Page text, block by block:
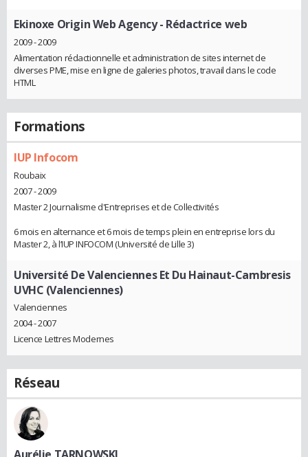
Ekinoxe Origin Web Agency- Rédactrice web
2009 - 2009
Alimentation rédactionnelle et administration de sites internet de
diverses PME, mise en ligne de galeries photos, travail dans le code
HTML
Formations
IUP Infocom
Roubaix
2007 - 2009
Master 2 Journalisme d'Entreprises et de Collectivités
6 mois en alternance et 6 mois de temps plein en entreprise lors du
Master 2, à l’IUP INFOCOM (Université de Lille 3)
Université De Valenciennes Et Du Hainaut-Cambresis
UVHC (Valenciennes)
Valenciennes
2004 - 2007
Licence Lettres Modernes
Réseau